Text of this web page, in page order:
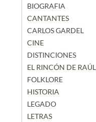
BIOGRAFIA
CANTANTES
CARLOS GARDEL
CINE
DISTINCIONES
EL RINCÓN DE RAÚL
FOLKLORE
HISTORIA
LEGADO
LETRAS